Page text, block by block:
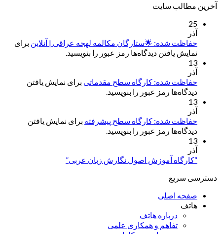
آخرین مطالب سایت
25
آذر
حفاظت شده: 🌟ستارگان مکالمه لهجه عراقی | آنلاین برای
نمایش یافتن دیدگاه‌ها رمز عبور را بنویسید.
13
آذر
حفاظت شده: کارگاه سطح مقدماتی برای نمایش یافتن
دیدگاه‌ها رمز عبور را بنویسید.
13
آذر
حفاظت شده: کارگاه سطح پیشرفته برای نمایش یافتن
دیدگاه‌ها رمز عبور را بنویسید.
13
آذر
“کارگاه آموزش اصول نگارش زبان عربی”
دسترسی سریع
صفحه اصلی
هاتف
درباره هاتف
تفاهم و همکاری علمی